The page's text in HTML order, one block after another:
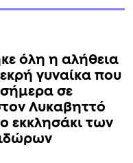
Λυκαβηττό
εκκλησάκι των
διαδρομές. Όσοι
προς